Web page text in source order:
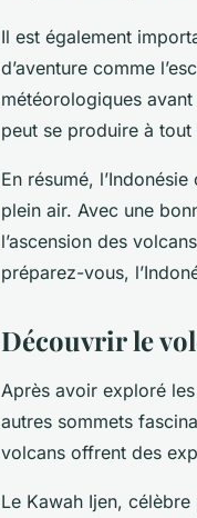
Il est également
d’aventure comme
météorologiques
peut se produire à tout
En résumé,
plein air. Avec une
l’ascension des
préparez-vous,
Découvrir le
Après avoir exploré
autres sommets
volcans offrent des
Le Kawah Ijen,